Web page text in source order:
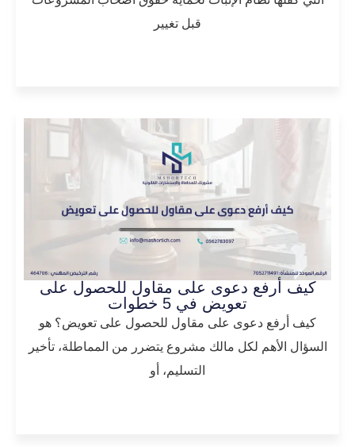
قبل تغيير
كيف أرفع دعوى على مقاول للحصول على
تعويض في 5 خطوات
كيف أرفع دعوى على مقاول للحصول على تعويض؟ هو
السؤال الأهم لكل مالك مشروع يتضرر من المماطلة، تأخير
التسليم، أو